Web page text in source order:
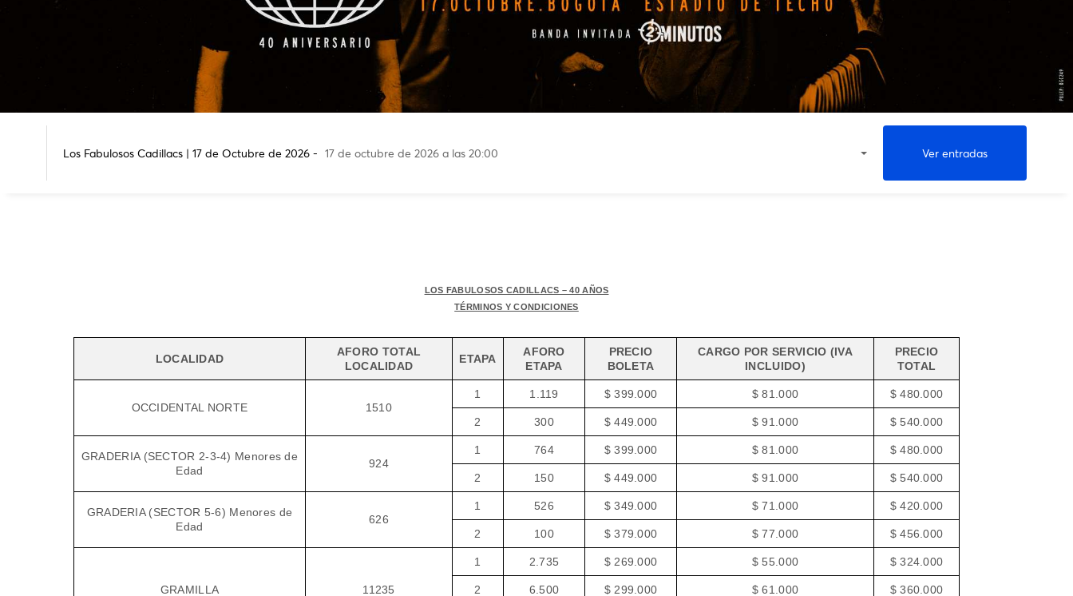
Los Fabulosos Cadillacs | 17 de Octubre de 2026 - 17 de octubre de 2026 a las 20:00 Ver entradas
LOS FABULOSOS CADILLACS – 40 AÑOS
TÉRMINOS Y CONDICIONES
LOCALIDAD
AFORO TOTAL
LOCALIDAD
ETAPA
AFORO
ETAPA
PRECIO
BOLETA
CARGO POR SERVICIO (IVA
INCLUIDO)
PRECIO
TOTAL
OCCIDENTAL NORTE 1510
1 1.119 $ 399.000 $ 81.000 $ 480.000
2 300 $ 449.000 $ 91.000 $ 540.000
GRADERIA (SECTOR 2-3-4) Menores de
Edad
924
1 764 $ 399.000 $ 81.000 $ 480.000
2 150 $ 449.000 $ 91.000 $ 540.000
GRADERIA (SECTOR 5-6) Menores de
Edad
626
1 526 $ 349.000 $ 71.000 $ 420.000
2 100 $ 379.000 $ 77.000 $ 456.000
GRAMILLA 11235
1 2.735 $ 269.000 $ 55.000 $ 324.000
2 6.500 $ 299.000 $ 61.000 $ 360.000